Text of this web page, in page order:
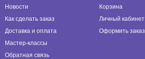
Новости
Как сделать заказ
Доставка и оплата
Мастер-классы
Обратная связь
Корзина
Личный кабинет
Оформить заказ